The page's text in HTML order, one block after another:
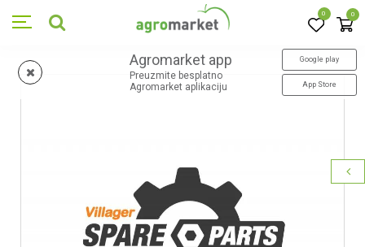
0 0
Agromarket app
Preuzmite besplatno
Agromarket aplikaciju
Google play
App Store